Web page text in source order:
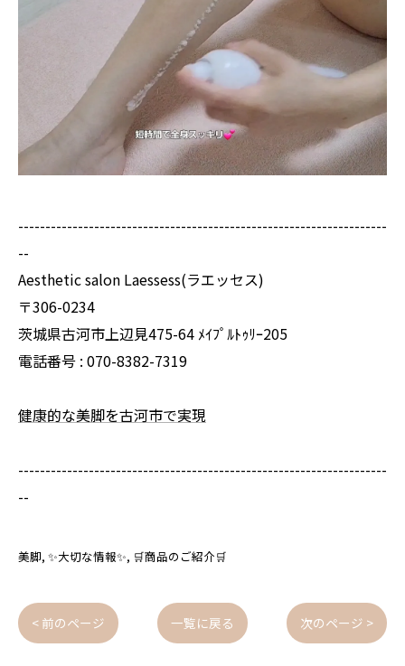
--------------------------------------------------------------------
--
Aesthetic salon Laessess(ラエッセス)
〒306-0234
茨城県古河市上辺見475-64 ﾒｲﾌﾟﾙﾄｩﾘｰ205
電話番号 : 070-8382-7319
健康的な美脚を古河市で実現
--------------------------------------------------------------------
--
美脚 ✨大切な情報✨ 🛒商品のご紹介🛒
< 前のページ 一覧に戻る 次のページ >